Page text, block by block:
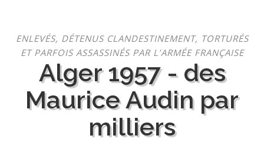
contenu
ENLEVÉS, DÉTENUS CLANDESTINEMENT, TORTURÉS
ET PARFOIS ASSASSINÉS PAR L’ARMÉE FRANÇAISE
Alger 1957 - des
Maurice Audin par
milliers